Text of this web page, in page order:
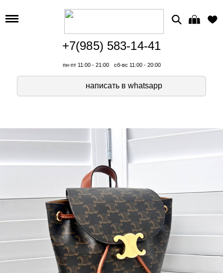
+7(985) 583-14-41
пн-пт 11:00 - 21:00 сб-вс 11:00 - 20:00
написать в whatsapp